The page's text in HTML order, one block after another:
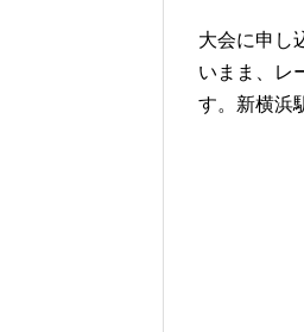
大会に申し
いまま、レ
す。新横浜